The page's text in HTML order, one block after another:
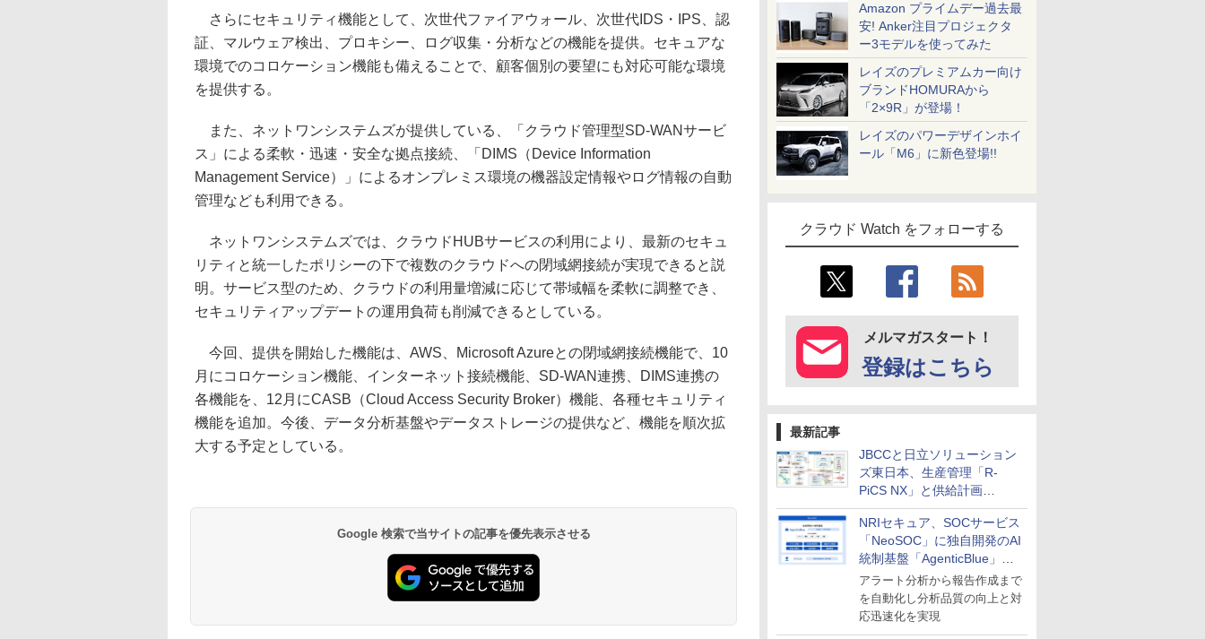
Amazon プライムデー過去最
安! Anker注目プロジェクタ
ー3モデルを使ってみた
レイズのプレミアムカー向け
ブランドHOMURAから
「2×9R」が登場！
レイズのパワーデザインホイ
ール「M6」に新色登場!!
クラウド Watch をフォローする
メルマガスタート！
登録はこちら
最新記事
JBCCと日立ソリューション
ズ東日本、生産管理「R-
PiCS NX」と供給計画
「scSQUARE ISP」の連携サ
ービスを提供開始
NRIセキュア、SOCサービス
「NeoSOC」に独自開発のAI
統制基盤「AgenticBlue」を
導入
アラート分析から報告作成まで
を自動化し分析品質の向上と対
応迅速化を実現
さらにセキュリティ機能として、次世代ファイアウォール、次世代IDS・IPS、認
証、マルウェア検出、プロキシー、ログ収集・分析などの機能を提供。セキュアな
環境でのコロケーション機能も備えることで、顧客個別の要望にも対応可能な環境
を提供する。
また、ネットワンシステムズが提供している、「クラウド管理型SD-WANサービ
ス」による柔軟・迅速・安全な拠点接続、「DIMS（Device Information
Management Service）」によるオンプレミス環境の機器設定情報やログ情報の自動
管理なども利用できる。
ネットワンシステムズでは、クラウドHUBサービスの利用により、最新のセキュ
リティと統一したポリシーの下で複数のクラウドへの閉域網接続が実現できると説
明。サービス型のため、クラウドの利用量増減に応じて帯域幅を柔軟に調整でき、
セキュリティアップデートの運用負荷も削減できるとしている。
今回、提供を開始した機能は、AWS、Microsoft Azureとの閉域網接続機能で、10
月にコロケーション機能、インターネット接続機能、SD-WAN連携、DIMS連携の
各機能を、12月にCASB（Cloud Access Security Broker）機能、各種セキュリティ
機能を追加。今後、データ分析基盤やデータストレージの提供など、機能を順次拡
大する予定としている。
Google 検索で当サイトの記事を優先表示させる